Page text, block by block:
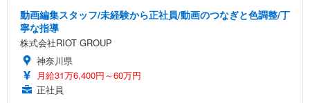
動画編集スタッフ/未経験から正社員/動画のつなぎと色調整/丁
寧な指導
株式会社RIOT GROUP
神奈川県
月給31万6,400円～60万円
正社員